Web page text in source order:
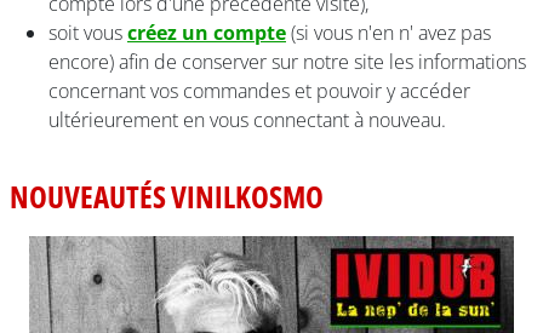
soit vouscréez un compte(si vous n'en n' avez pas
encore) afin de conserver sur notre site les informations
concernant vos commandes et pouvoir y accéder
ultérieurement en vous connectant à nouveau.
NOUVEAUTÉS VINILKOSMO